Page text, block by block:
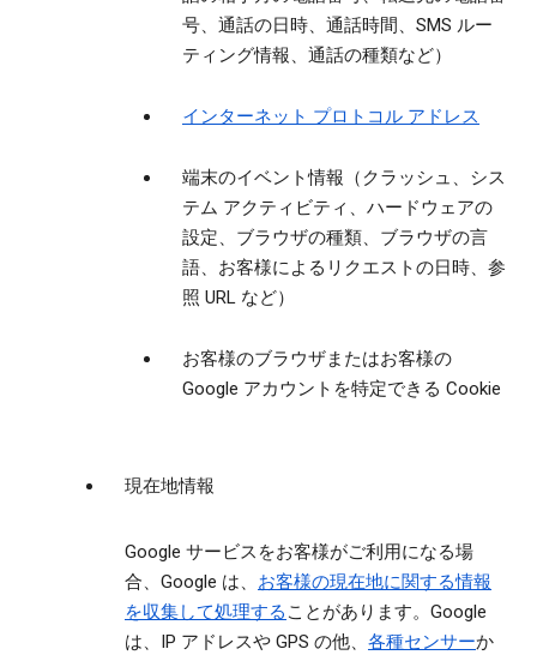
号、通話の日時、通話時間、SMS ルー
ティング情報、通話の種類など）
インターネット プロトコル アドレス
端末のイベント情報（クラッシュ、シス
テム アクティビティ、ハードウェアの
設定、ブラウザの種類、ブラウザの言
語、お客様によるリクエストの日時、参
照 URL など）
お客様のブラウザまたはお客様の
Google アカウントを特定できる Cookie
現在地情報
Google サービスをお客様がご利用になる場
合、Google は、 お客様の現在地に関する情報
を収集して処理する ことがあります。Google
は、IP アドレスや GPS の他、 各種センサーか